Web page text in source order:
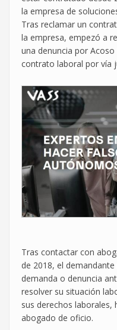
la empresa de
Tras reclamar un
la empresa, empezó a
una denuncia por
contrato laboral por vía
Tras contactar con
de 2018, el
demanda o denuncia
resolver su situación
sus derechos laborales,
abogado de oficio.